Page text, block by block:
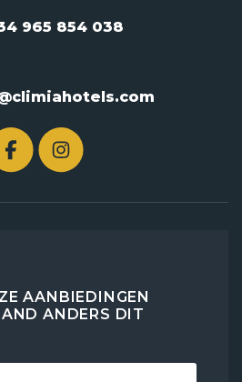
965 854 038
AANBIEDINGEN
ANDERS DIT